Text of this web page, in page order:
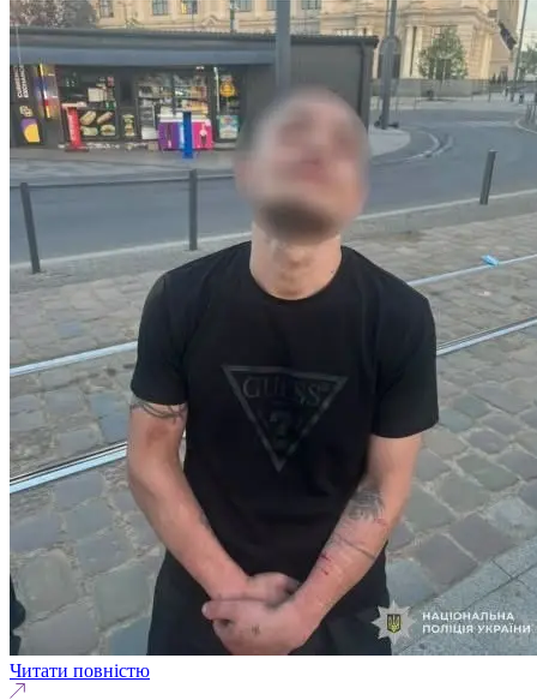
Читати повністю